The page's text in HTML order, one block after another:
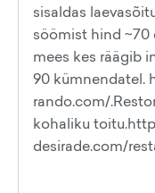
sisaldas
söömist hind
mees kes räägib
90 kümnendatel.
rando.com/
kohaliku
desirade.com/